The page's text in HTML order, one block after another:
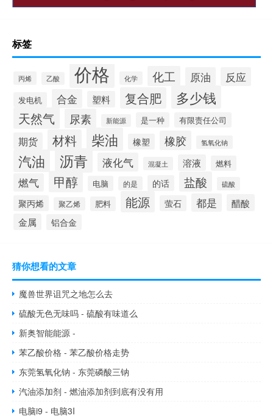
标签
丙烯 乙酸 价格 化学 化工 原油 反应
发电机 合金 塑料 复合肥 多少钱
天然气 尿素 新能源 是一种 有限责任公司
期货 材料 柴油 橡塑 橡胶 氢氧化钠
汽油 沥青 液化气 混凝土 溶液 燃料
燃气 甲醇 电脑 的是 的话 盐酸 硫酸
聚丙烯 聚乙烯 肥料 能源 萤石 都是 醋酸
金属 铝合金
猜你想看的文章
魔兽世界诅咒之地怎么去
硫酸无色无味吗 - 硫酸有味道么
新奥智能能源 -
苯乙酸价格 - 苯乙酸价格走势
东莞氢氧化钠 - 东莞磷酸三钠
汽油添加剂 - 燃油添加剂到底有没有用
电脑i9 - 电脑3I